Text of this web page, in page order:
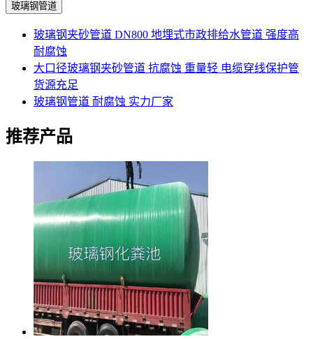
玻璃钢管道
玻璃钢夹砂管道 DN800 地埋式市政排给水管道 强度高
耐腐蚀
大口径玻璃钢夹砂管道 抗腐蚀 重量轻 电缆穿线保护管
货源充足
玻璃钢管道 耐腐蚀 实力厂家
推荐产品